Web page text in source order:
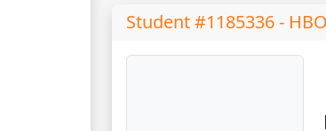
Student #1185336 -